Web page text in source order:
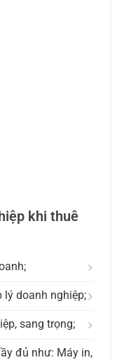
khi thuê
lý doanh nghiệp;
sang trọng;
đủ như: Máy in,